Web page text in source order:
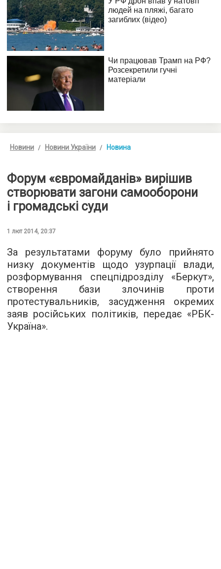
Новини Новини України Новина
Форум «євромайданів» вирішив
створювати загони самооборони
і громадські суди
1 лют 2014, 20:37
За результатами форуму було прийнято
низку документів щодо узурпації влади,
розформування спецпідрозділу «Беркут»,
створення бази злочинів проти
протестувальників, засудження окремих
заяв російських політиків, передає «РБК-
Україна».